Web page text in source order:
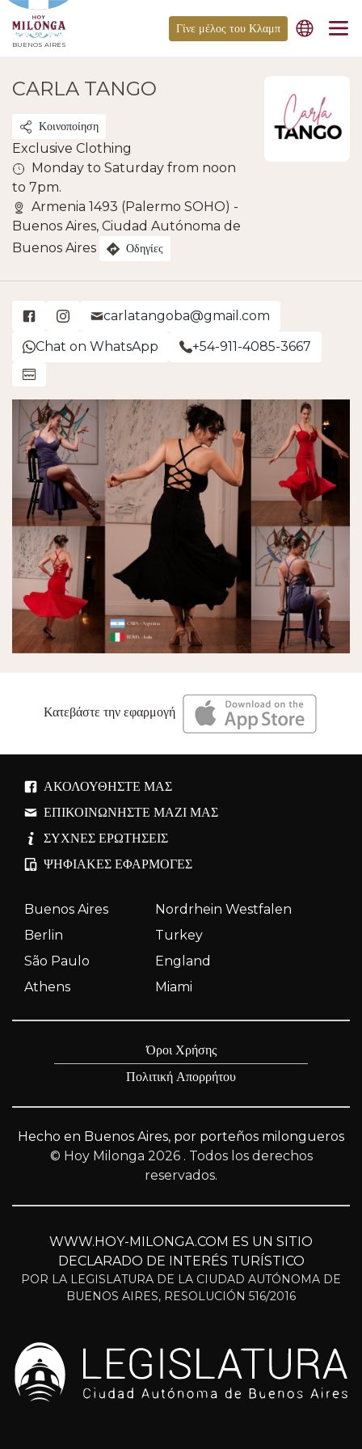
BUENOS AIRES
Γίνε μέλος του Κλαμπ
CARLA TANGO
Κοινοποίηση
Exclusive Clothing
Monday to Saturday from noon
to 7pm.
Armenia 1493 (Palermo SOHO) -
Buenos Aires, Ciudad Autónoma de
Buenos Aires
Οδηγίες
carlatangoba@gmail.com
Chat on WhatsApp
+54-911-4085-3667
Κατεβάστε την εφαρμογή
ΑΚΟΛΟΥΘΉΣΤΕ ΜΑΣ
ΕΠΙΚΟΙΝΩΝΉΣΤΕ ΜΑΖΊ ΜΑΣ
ΣΥΧΝΈΣ ΕΡΩΤΉΣΕΙΣ
ΨΗΦΙΑΚΈΣ ΕΦΑΡΜΟΓΈΣ
Buenos Aires
Nordrhein Westfalen
Berlin
Turkey
São Paulo
England
Athens
Miami
Όροι Χρήσης
Πολιτική Απορρήτου
Hecho en Buenos Aires, por porteños milongueros
© Hoy Milonga 2026 . Todos los derechos
reservados.
WWW.HOY-MILONGA.COM ES UN SITIO
DECLARADO DE INTERÉS TURÍSTICO
POR LA LEGISLATURA DE LA CIUDAD AUTÓNOMA DE
BUENOS AIRES, RESOLUCIÓN 516/2016